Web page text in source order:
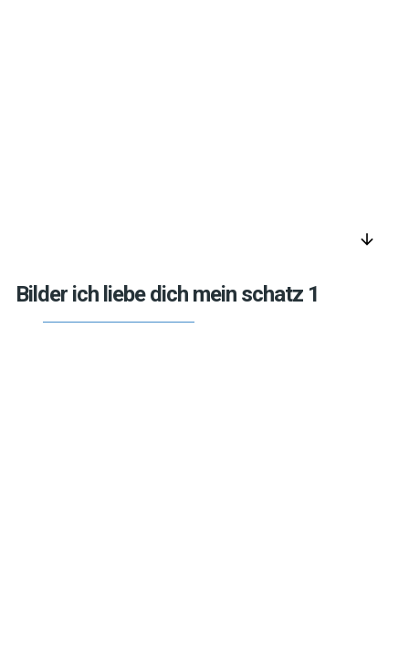
arrow_downward
Bilder ich liebe dich mein schatz 1